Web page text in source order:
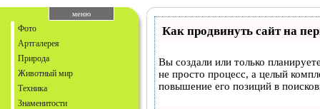
меню
Фото
Артгалерея
Природа
Животный мир
Техника
Знаменитости
Как продвинуть сайт на
Вы создали или только
не просто процесс, а целый
повышение его позиций в